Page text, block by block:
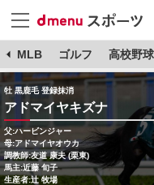
MLB ゴルフ 高校野球
牡 黒鹿毛 登録抹消
アドマイヤキズナ
父:ハービンジャー
母:アドマイヤオウカ
調教師:友道 康夫 (栗東)
馬主:近藤 旬子
生産者:辻 牧場